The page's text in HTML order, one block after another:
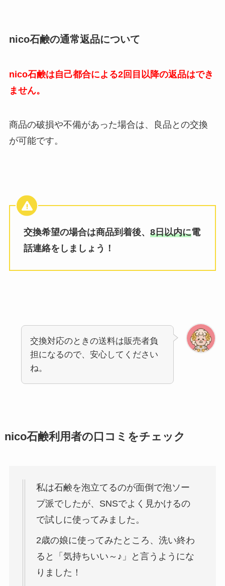
nico石鹸の通常返品について
nico石鹸は自己都合による2回目以降の返品はでき
ません。
商品の破損や不備があった場合は、良品との交換
が可能です。
交換希望の場合は商品到着後、 8日以内に電
話連絡をしましょう！
交換対応のときの送料は販売者負
担になるので、安心してください
ね。
nico石鹸利用者の口コミをチェック
私は石鹸を泡立てるのが面倒で泡ソー
プ派でしたが、SNSでよく見かけるの
で試しに使ってみました。
2歳の娘に使ってみたところ、洗い終わ
ると「気持ちいい～♪」と言うようにな
りました！